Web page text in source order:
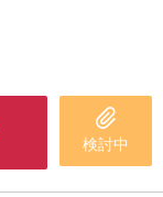
検討中